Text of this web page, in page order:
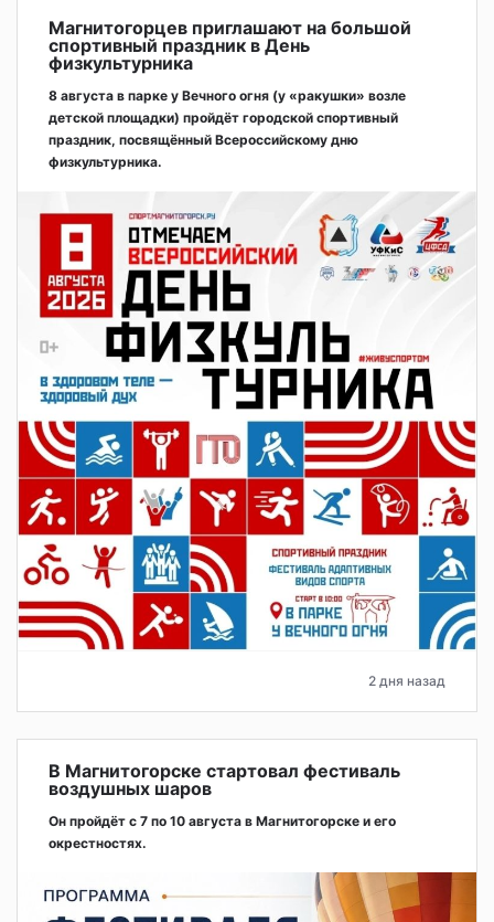
Магнитогорцев приглашают на большой
спортивный праздник в День
физкультурника
8 августа в парке у Вечного огня (у «ракушки» возле
детской площадки) пройдёт городской спортивный
праздник, посвящённый Всероссийскому дню
физкультурника.
2 дня назад
В Магнитогорске стартовал фестиваль
воздушных шаров
Он пройдёт с 7 по 10 августа в Магнитогорске и его
окрестностях.